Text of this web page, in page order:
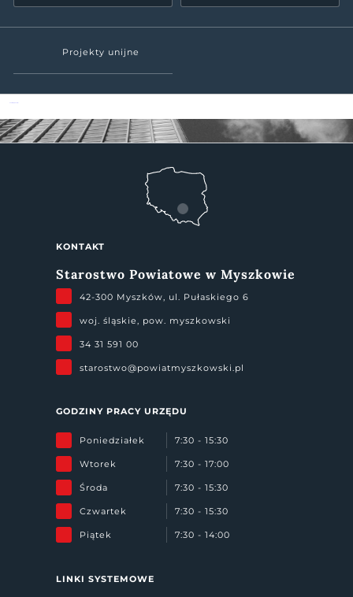
Projekty unijne
KONTAKT
Starostwo Powiatowe w Myszkowie
42-300 Myszków, ul. Pułaskiego 6
woj. śląskie, pow. myszkowski
34 31 591 00
starostwo@powiatmyszkowski.pl
GODZINY PRACY URZĘDU
Poniedziałek 7:30 - 15:30
Wtorek 7:30 - 17:00
Środa 7:30 - 15:30
Czwartek 7:30 - 15:30
Piątek 7:30 - 14:00
LINKI SYSTEMOWE